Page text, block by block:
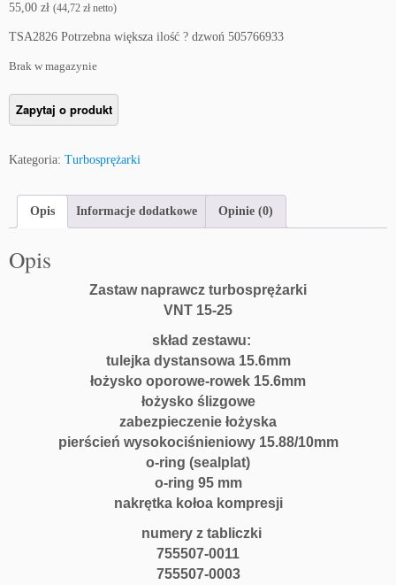
55,00 zł (44,72 zł netto)
TSA2826 Potrzebna większa ilość ? dzwoń 505766933
Brak w magazynie
Kategoria: Turbosprężarki
Opis Informacje dodatkowe Opinie (0)
Opis
Zastaw naprawcz turbosprężarki
VNT 15-25
skład zestawu:
tulejka dystansowa 15.6mm
łożysko oporowe-rowek 15.6mm
łożysko ślizgowe
zabezpieczenie łożyska
pierścień wysokociśnieniowy 15.88/10mm
o-ring (sealplat)
o-ring 95 mm
nakrętka kołoa kompresji
numery z tabliczki
755507-0011
755507-0003